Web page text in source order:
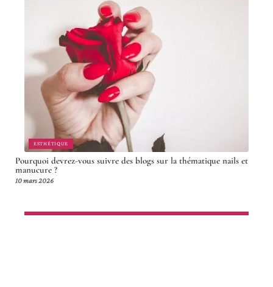
ESTHÉTIQUE
Pourquoi devrez-vous suivre des blogs sur la thématique nails et
manucure ?
10 mars 2026